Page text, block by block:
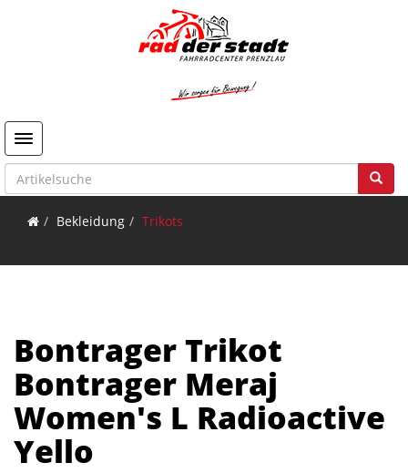
Toggle navigation
Bekleidung Trikots
Bontrager Trikot
Bontrager Meraj
Women's L Radioactive
Yello